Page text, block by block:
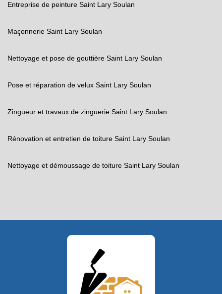
Entreprise de peinture Saint Lary Soulan
Maçonnerie Saint Lary Soulan
Nettoyage et pose de gouttière Saint Lary Soulan
Pose et réparation de velux Saint Lary Soulan
Zingueur et travaux de zinguerie Saint Lary Soulan
Rénovation et entretien de toiture Saint Lary Soulan
Nettoyage et démoussage de toiture Saint Lary Soulan